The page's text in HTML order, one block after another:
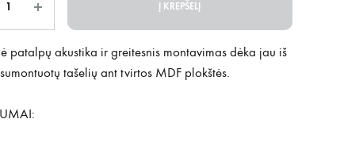
Į KREPŠELĮ
patalpų akustika ir greitesnis montavimas dėka jau iš
tašelių ant tvirtos MDF plokštės.